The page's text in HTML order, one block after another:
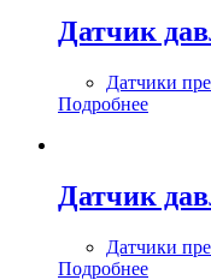
Датчик
Датчики
Подробнее
Датчик
Датчики
Подробнее